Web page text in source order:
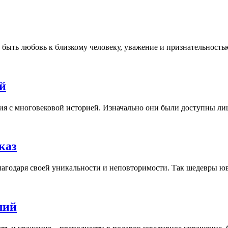
любовь к близкому человеку, уважение и
с многовековой историей. Изначально они были доступны
своей уникальности и неповторимости. Так шедевры